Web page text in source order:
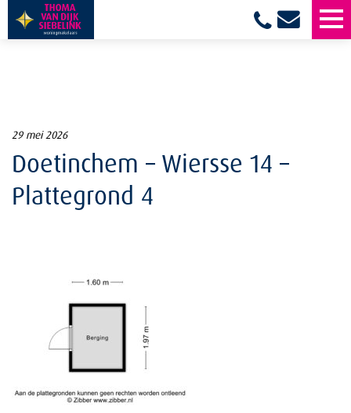
29 mei 2026
Doetinchem – Wiersse 14 –
Plattegrond 4